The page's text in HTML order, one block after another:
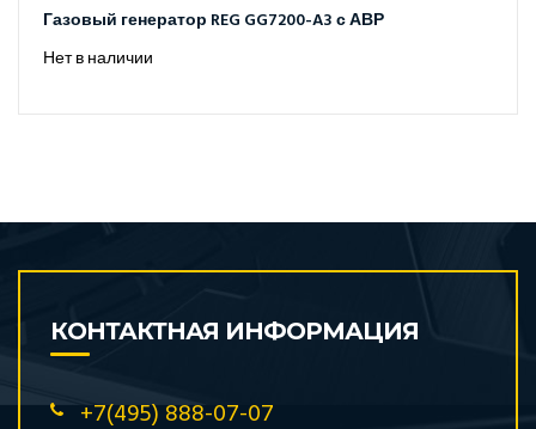
Газовый генератор REG GG7200-A3 с АВР
Нет в наличии
КОНТАКТНАЯ ИНФОРМАЦИЯ
+7(495) 888-07-07